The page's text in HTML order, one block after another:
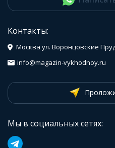
Контакты:
Москва ул. Воронцовские
info@magazin-vykhodnoy.ru
Мы в социальных сетях: